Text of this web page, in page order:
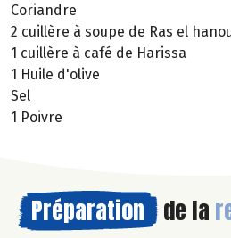
Coriandre
2 cuillère à soupe de Ras el
1 cuillère à café de Harissa
1 Huile d'olive
Sel
1 Poivre
Préparation de la